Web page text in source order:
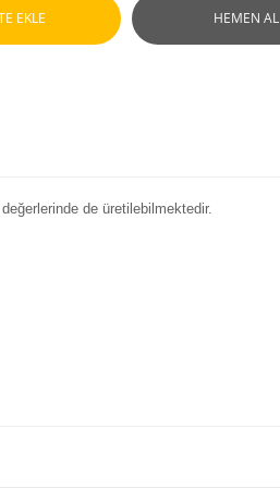
EKLE HEMEN AL
de üretilebilmektedir.